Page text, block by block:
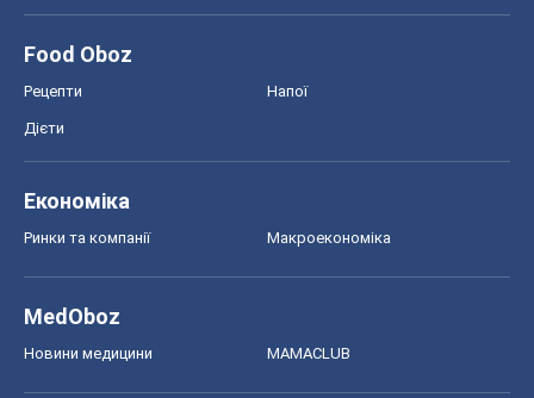
Food Oboz
Рецепти Напої
Дієти
Економіка
Ринки та компанії Макроекономіка
MedOboz
Новини медицини MAMACLUB